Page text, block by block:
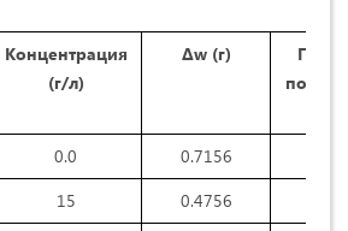
Концентрация
(г/л)
∆w (г)
0.0 0.7156
15
0.4756